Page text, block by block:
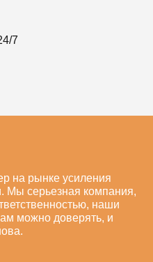
7
на рынке усиления
Мы серьезная компания,
наши
можно доверять, и